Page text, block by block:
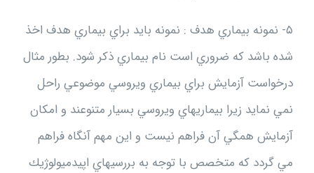
۵- نمونه بيماري هدف : نمونه بايد براي بيماري هدف اخذ
شده باشد كه ضروري است نام بيماري ذكر شود. بطور مثال
درخواست آزمايش براي بيماري ويروسي موضوعي راحل
نمي نمايد زيرا بيماريهاي ويروسي بسيار متنوعند و امكان
آزمايش همگي آن فراهم نيست و اين مهم آنگاه فراهم
مي گردد كه متخصص با توجه به بررسيهاي اپيدميولوژيك